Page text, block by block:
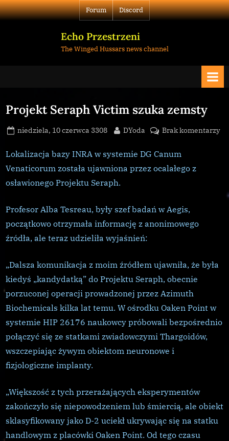
Skip
to
Forum Discord
Echo Przestrzeni
The Winged Hussars news channel
Projekt Seraph Victim szuka zemsty
Posted
niedziela, 10 czerwca 3308 By
DYoda Brak komentarzydo
Lokalizacja bazy INRA w systemie DG Canum
Venaticorum została ujawniona przez ocalałego z
osławionego Projektu Seraph.
Profesor Alba Tesreau, były szef badań w Aegis,
początkowo otrzymała informację z anonimowego
źródła, ale teraz udzieliła wyjaśnień:
„Dalsza komunikacja z moim źródłem ujawniła, że była
kiedyś „kandydatką” do Projektu Seraph, obecnie
porzuconej operacji prowadzonej przez Azimuth
Biochemicals kilka lat temu. W ośrodku Oaken Point w
systemie HIP 26176 naukowcy próbowali bezpośrednio
połączyć się ze statkami zwiadowczymi Thargoidów,
wszczepiając żywym obiektom neuronowe i
fizjologiczne implanty.
„Większość z tych przerażających eksperymentów
zakończyło się niepowodzeniem lub śmiercią, ale obiekt
sklasyfikowany jako D-2 uciekł ukrywając się na statku
handlowym z placówki Oaken Point. Od tego czasu